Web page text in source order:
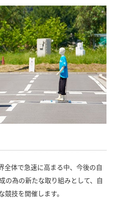
全体で急速に高まる中、今後の自
の為の新たな取り組みとして、自
技を開催します。